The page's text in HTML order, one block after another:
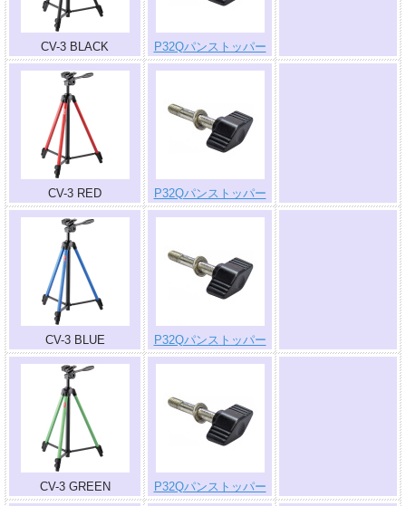
CV-3 BLACK P32Qパンストッパー
CV-3 RED P32Qパンストッパー
CV-3 BLUE P32Qパンストッパー
CV-3 GREEN P32Qパンストッパー